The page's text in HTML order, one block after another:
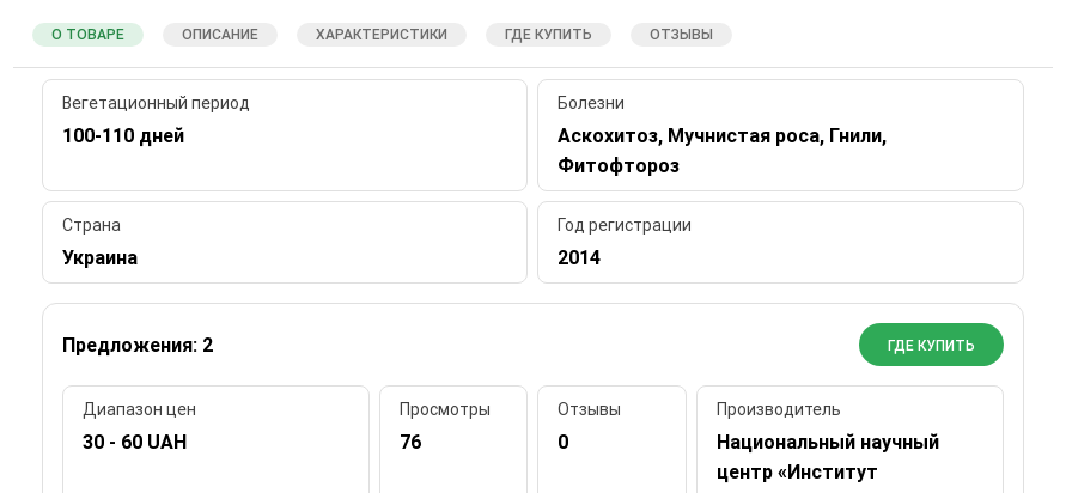
О ТОВАРЕ ОПИСАНИЕ ХАРАКТЕРИСТИКИ ГДЕ КУПИТЬ ОТЗЫВЫ
Вегетационный период
100-110 дней
Болезни
Аскохитоз, Мучнистая роса, Гнили,
Фитофтороз
Страна
Украина
Год регистрации
2014
Предложения: 2 ГДЕ КУПИТЬ
Диапазон цен
30 - 60 UAH
Просмотры
76
Отзывы
0
Производитель
Национальный научный
центр «Институт